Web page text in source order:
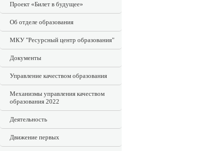
Проект «Билет в будущее»
Об отделе образования
МКУ "Ресурсный центр образования"
Документы
Управление качеством образования
Механизмы управления качеством
образования 2022
Деятельность
Движение первых